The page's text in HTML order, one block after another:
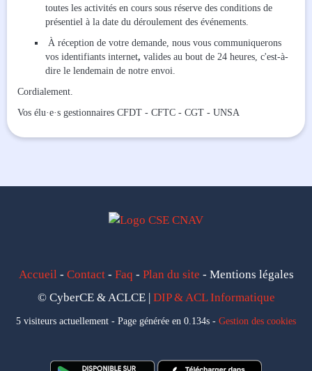
toutes les activités en cours sous réserve des conditions de
présentiel à la date du déroulement des événements.
À réception de votre demande, nous vous communiquerons
vos identifiants internet, valides au bout de 24 heures, c'est-à-
dire le lendemain de notre envoi.
Cordialement.
Vos élu·e·s gestionnaires CFDT - CFTC - CGT - UNSA
Accueil- Contact- Faq - Plan du site - Mentions légales
© CyberCE & ACLCE | DIP & ACL Informatique
5 visiteurs actuellement - Page générée en 0.134s - Gestion des cookies